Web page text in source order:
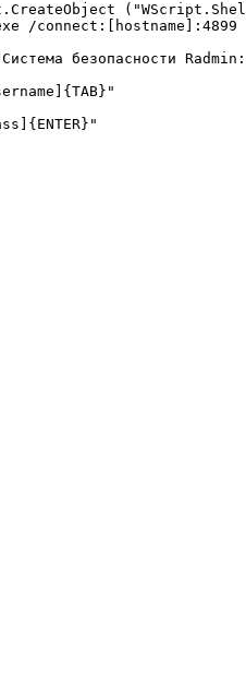
/
безопасности